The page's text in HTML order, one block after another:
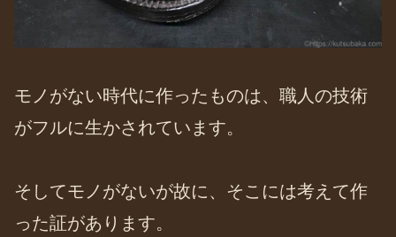
モノがない時代に作ったものは、職人の技術
がフルに生かされています。
そしてモノがないが故に、そこには考えて作
った証があります。